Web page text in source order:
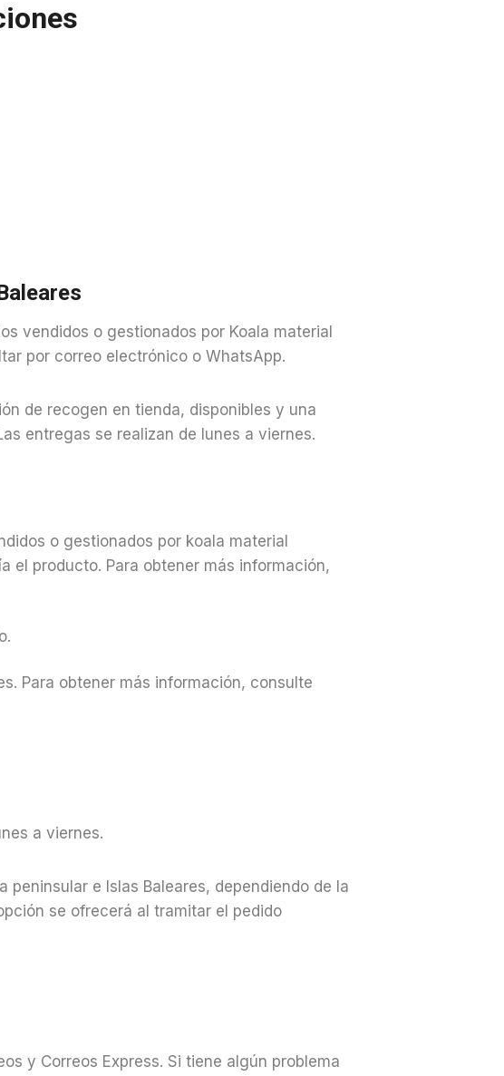
vendidos o gestionados por Koala material
por correo electrónico o WhatsApp.
de recogen en tienda, disponibles y una
entregas se realizan de lunes a viernes.
o gestionados por koala material
el producto. Para obtener más información,
Para obtener más información, consulte
a viernes.
e Islas Baleares, dependiendo de la
se ofrecerá al tramitar el pedido
y Correos Express. Si tiene algún problema